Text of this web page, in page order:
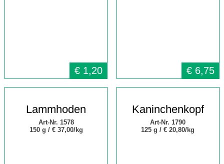
€ 1,20 € 6,75
Lammhoden
Art-Nr. 1578
150 g / € 37,00/kg
Kaninchenkopf
Art-Nr. 1790
125 g /€ 20,80/kg